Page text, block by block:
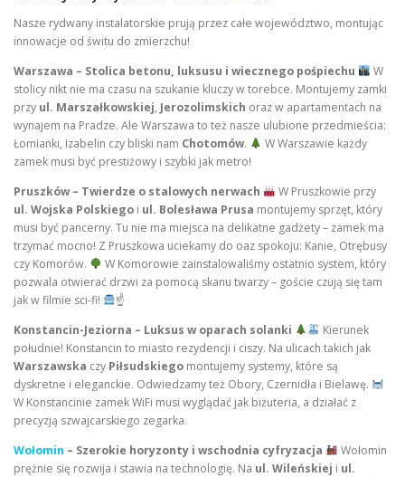
Nasze rydwany instalatorskie prują przez całe województwo, montując
innowacje od świtu do zmierzchu!
Warszawa – Stolica betonu, luksusu i wiecznego pośpiechu
W
stolicy nikt nie ma czasu na szukanie kluczy w torebce. Montujemy zamki
przy ul. Marszałkowskiej, Jerozolimskich oraz w apartamentach na
wynajem na Pradze. Ale Warszawa to też nasze ulubione przedmieścia:
Łomianki, Izabelin czy bliski nam Chotomów.
W Warszawie każdy
zamek musi być prestiżowy i szybki jak metro!
Pruszków – Twierdze o stalowych nerwach
W Pruszkowie przy
ul. Wojska Polskiego i ul. Bolesława Prusa montujemy sprzęt, który
musi być pancerny. Tu nie ma miejsca na delikatne gadżety – zamek ma
trzymać mocno! Z Pruszkowa uciekamy do oaz spokoju: Kanie, Otrębusy
czy Komorów.
W Komorowie zainstalowaliśmy ostatnio system, który
pozwala otwierać drzwi za pomocą skanu twarzy – goście czują się tam
jak w filmie sci-fi!
☝
Konstancin-Jeziorna – Luksus w oparach solanki
Kierunek
południe! Konstancin to miasto rezydencji i ciszy. Na ulicach takich jak
Warszawska czy Piłsudskiego montujemy systemy, które są
dyskretne i eleganckie. Odwiedzamy też Obory, Czernidła i Bielawę.
W Konstancinie zamek WiFi musi wyglądać jak biżuteria, a działać z
precyzją szwajcarskiego zegarka.
Wołomin – Szerokie horyzonty i wschodnia cyfryzacja
Wołomin
prężnie się rozwija i stawia na technologię. Na ul. Wileńskiej i ul.